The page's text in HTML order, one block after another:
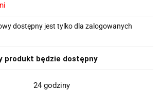
dostępny jest tylko dla zalogowanych
produkt będzie dostępny
24 godziny